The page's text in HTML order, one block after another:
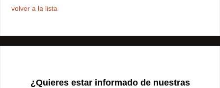
volver a la lista
¿Quieres estar informado de nuestras